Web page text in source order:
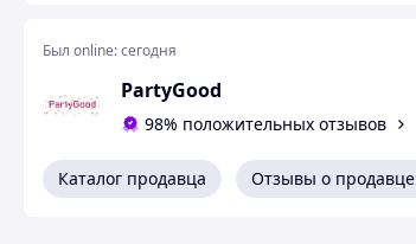
Был online:сегодня
PartyGood
98% положительных отзывов
Каталог продавца Отзывы о продавце